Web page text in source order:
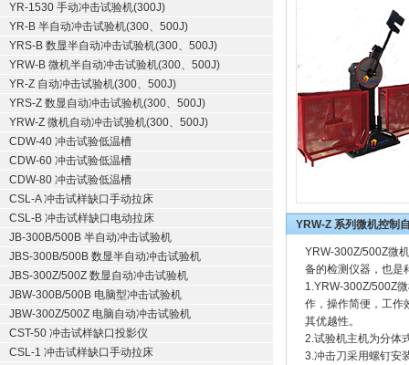
YR-1530 手动冲击试验机(300J)
YR-B 半自动冲击试验机(300、500J)
YRS-B 数显半自动冲击试验机(300、500J)
YRW-B 微机半自动冲击试验机(300、500J)
YR-Z 自动冲击试验机(300、500J)
YRS-Z 数显自动冲击试验机(300、500J)
YRW-Z 微机自动冲击试验机(300、500J)
CDW-40 冲击试验低温槽
CDW-60 冲击试验低温槽
CDW-80 冲击试验低温槽
CSL-A 冲击试样缺口手动拉床
CSL-B 冲击试样缺口电动拉床
JB-300B/500B 半自动冲击试验机
JBS-300B/500B 数显半自动冲击试验机
JBS-300Z/500Z 数显自动冲击试验机
JBW-300B/500B 电脑型冲击试验机
JBW-300Z/500Z 电脑自动冲击试验机
CST-50 冲击试样缺口投影仪
CSL-1 冲击试样缺口手动拉床
YRW-Z 系列微机控制
YRW-300Z/500Z微
备的检测仪器，也是
1.YRW-300Z/500Z
作，操作简便，工作
其优越性。
2.试验机主机为分体
3.冲击刀采用螺钉安